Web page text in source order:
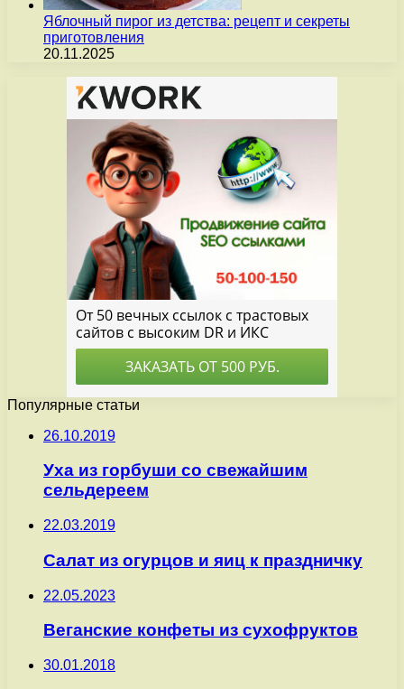
Яблочный пирог из детства: рецепт и секреты
приготовления
20.11.2025
Популярные статьи
26.10.2019
Уха из горбуши со свежайшим
сельдереем
22.03.2019
Салат из огурцов и яиц к праздничку
22.05.2023
Веганские конфеты из сухофруктов
30.01.2018